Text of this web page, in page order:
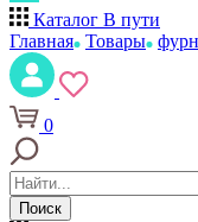
Каталог В пути
Главная Товары
0
Поиск